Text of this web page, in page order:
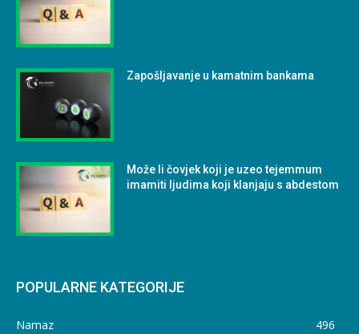
Zapošljavanje u kamatnim bankama
Može li čovjek koji je uzeo tejemmum
imamiti ljudima koji klanjaju s abdestom
POPULARNE KATEGORIJE
Namaz
496